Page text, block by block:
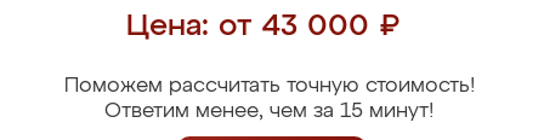
Цена: от 43 000 ₽
Поможем рассчитать точную стоимость!
Ответим менее, чем за 15 минут!